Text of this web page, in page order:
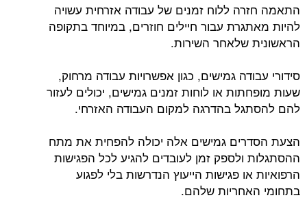
התאמה חזרה ללוח זמנים של עבודה אזרחית עשויה
להיות מאתגרת עבור חיילים חוזרים, במיוחד בתקופה
הראשונית שלאחר השירות.
סידורי עבודה גמישים, כגון אפשרויות עבודה מרחוק,
שעות מופחתות או לוחות זמנים גמישים, יכולים לעזור
להם להסתגל בהדרגה למקום העבודה האזרחי.
הצעת הסדרים גמישים אלה יכולה להפחית את מתח
ההסתגלות ולספק זמן לעובדים להגיע לכל הפגישות
הרפואיות או פגישות הייעוץ הנדרשות בלי לפגוע
בתחומי האחריות שלהם.